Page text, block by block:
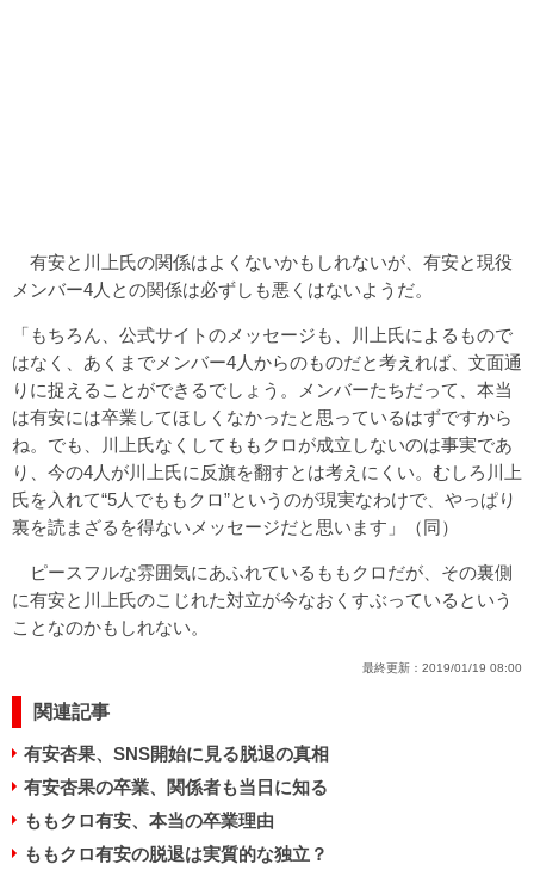
有安と川上氏の関係はよくないかもしれないが、有安と現役
メンバー4人との関係は必ずしも悪くはないようだ。
「もちろん、公式サイトのメッセージも、川上氏によるもので
はなく、あくまでメンバー4人からのものだと考えれば、文面通
りに捉えることができるでしょう。メンバーたちだって、本当
は有安には卒業してほしくなかったと思っているはずですから
ね。でも、川上氏なくしてももクロが成立しないのは事実であ
り、今の4人が川上氏に反旗を翻すとは考えにくい。むしろ川上
氏を入れて“5人でももクロ”というのが現実なわけで、やっぱり
裏を読まざるを得ないメッセージだと思います」（同）
ピースフルな雰囲気にあふれているももクロだが、その裏側
に有安と川上氏のこじれた対立が今なおくすぶっているという
ことなのかもしれない。
最終更新： 2019/01/19 08:00
関連記事
有安杏果、SNS開始に見る脱退の真相
有安杏果の卒業、関係者も当日に知る
ももクロ有安、本当の卒業理由
ももクロ有安の脱退は実質的な独立？